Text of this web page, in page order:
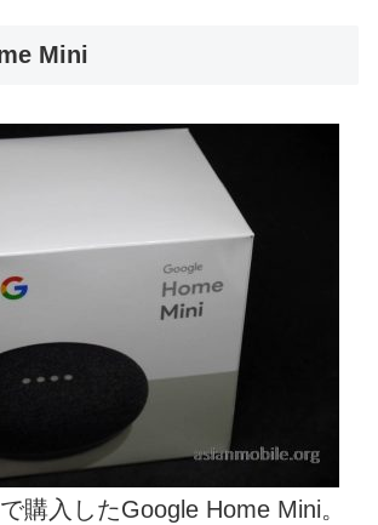
Mini
購入したGoogle Home Mini。